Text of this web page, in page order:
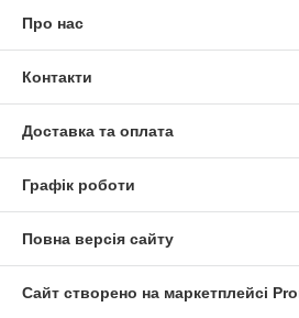
Про нас
Контакти
Доставка та оплата
Графік роботи
Повна версія сайту
Сайт створено на маркетплейсі